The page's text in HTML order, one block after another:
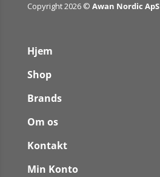
Copyright 2026 © Awan Nordic ApS
Hjem
Shop
Brands
Om os
Kontakt
Min Konto